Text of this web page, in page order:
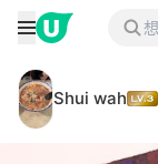
Shui wah